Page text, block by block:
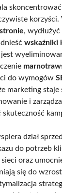
,
wskaźniki
do wymogów
marketing staje
i
dział
do potrzeb
oraz
się do